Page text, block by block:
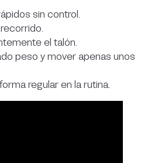
sin control.
el talón.
peso y mover apenas unos
regular en la rutina.